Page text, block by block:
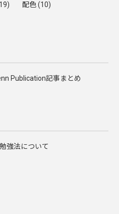
配色(10)
Publication記事まとめ
強法について